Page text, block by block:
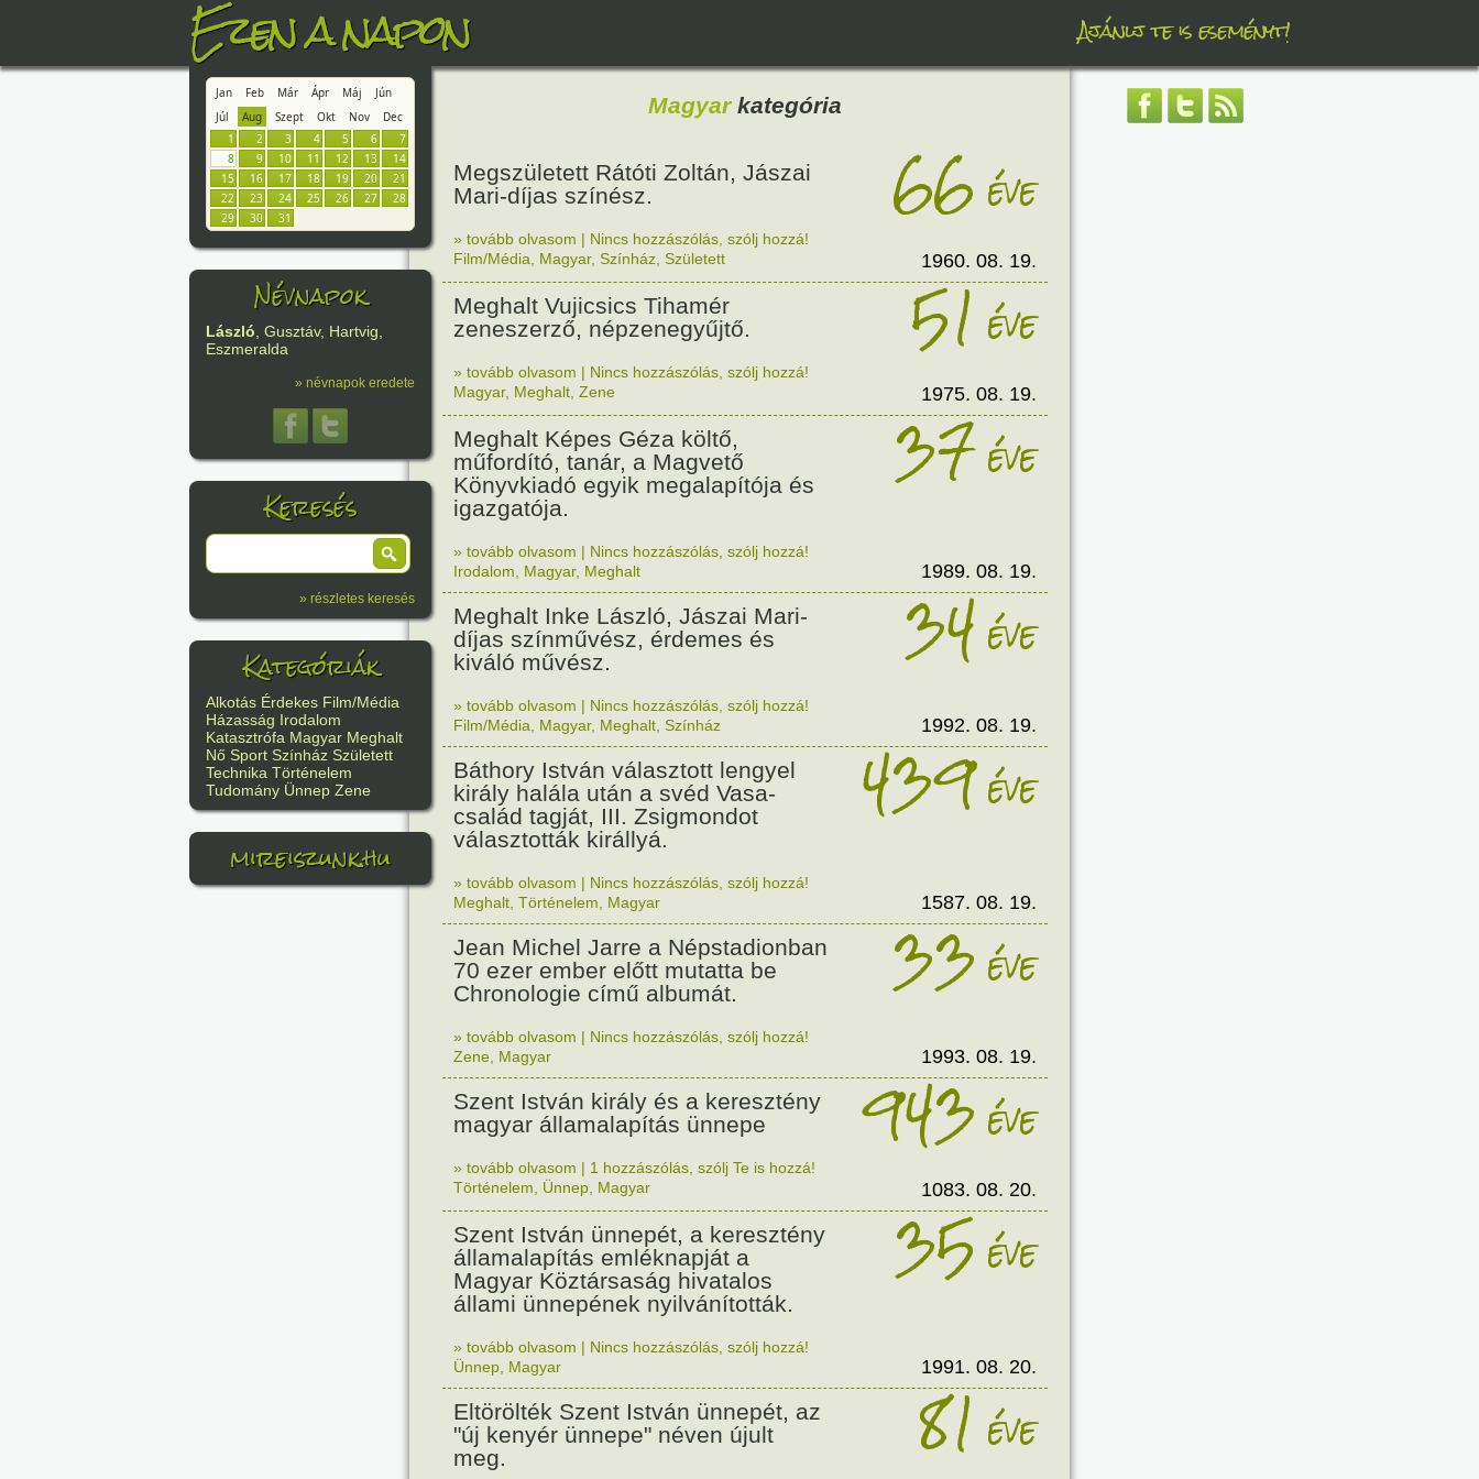
Ezen a napon Ajánlj te is eseményt!
Jan Feb Már Ápr Máj
Jún
Júl
Aug Szept Okt Nov
Dec
1
2 3 4 5 6
7
8
9 10 11 12 13
14
15
16 17 18 19 20
21
22
23 24 25 26 27
28
29
30 31
Névnapok
László, Gusztáv, Hartvig,
Eszmeralda
» névnapok eredete
Keresés
» részletes keresés
Kategóriák
Alkotás Érdekes Film/Média
Házasság Irodalom
Katasztrófa Magyar Meghalt
Nő Sport Színház Született
Technika Történelem
Tudomány Ünnep Zene
mireiszunk.hu
Magyarkategória
Megszületett Rátóti Zoltán, Jászai
Mari-díjas színész.
66 éve
» tovább olvasom | Nincs hozzászólás, szólj hozzá!
Film/Média
Magyar, Színház Született 1960. 08. 19.
Meghalt Vujicsics Tihamér
zeneszerző, népzenegyűjtő.
51éve
» tovább olvasom | Nincs hozzászólás, szólj hozzá!
Magyar, Meghalt Zene 1975. 08. 19.
Meghalt Képes Géza költő,
műfordító, tanár, a Magvető
Könyvkiadó egyik megalapítója és
igazgatója.
37éve
» tovább olvasom | Nincs hozzászólás, szólj hozzá!
Irodalom
Magyar, Meghalt 1989. 08. 19.
Meghalt Inke László, Jászai Mari-
díjas színművész, érdemes és
kiváló művész.
34éve
» tovább olvasom | Nincs hozzászólás, szólj hozzá!
Film/Média
Magyar, Meghalt Színház 1992. 08. 19.
Báthory István választott lengyel
király halála után a svéd Vasa-
család tagját, III. Zsigmondot
választották királlyá.
439éve
» tovább olvasom | Nincs hozzászólás, szólj hozzá!
Meghalt Történelem Magyar 1587. 08. 19.
Jean Michel Jarre a Népstadionban
70 ezer ember előtt mutatta be
Chronologie című albumát.
33éve
» tovább olvasom | Nincs hozzászólás, szólj hozzá!
Zene Magyar 1993. 08. 19.
Szent István király és a keresztény
magyar államalapítás ünnepe
943éve
» tovább olvasom | 1 hozzászólás, szólj Te is hozzá!
Történelem
Ünnep Magyar 1083. 08. 20.
Szent István ünnepét, a keresztény
államalapítás emléknapját a
Magyar Köztársaság hivatalos
állami ünnepének nyilvánították.
35éve
» tovább olvasom | Nincs hozzászólás, szólj hozzá!
Ünnep Magyar 1991. 08. 20.
Eltörölték Szent István ünnepét, az
"új kenyér ünnepe" néven újult
meg.
81éve